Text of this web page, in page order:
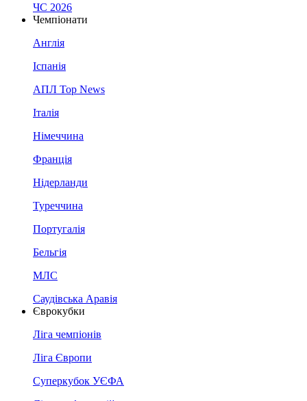
ЧС 2026
Чемпіонати
Англія
Іспанія
АПЛ Top News
Італія
Німеччина
Франція
Нідерланди
Туреччина
Португалія
Бельгія
МЛС
Саудівська Аравія
Єврокубки
Ліга чемпіонів
Ліга Європи
Суперкубок УЄФА